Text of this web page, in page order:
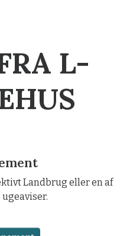
L-
Landbrug eller en af